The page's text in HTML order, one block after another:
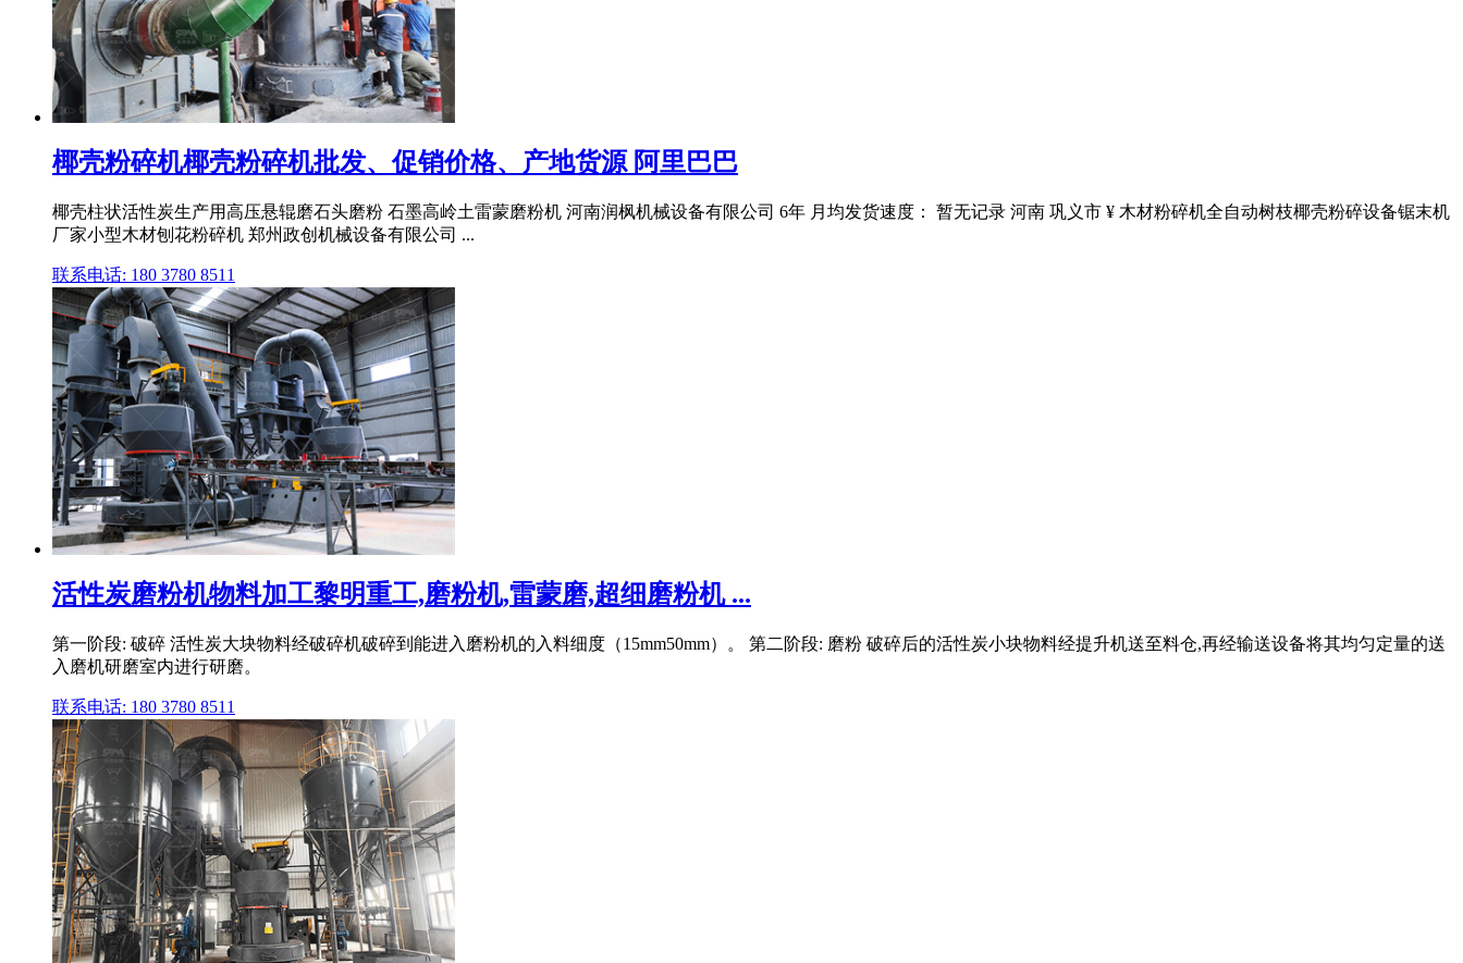
椰壳粉碎机椰壳粉碎机批发、促销价格、产地货源 阿里巴巴
椰壳柱状活性炭生产用高压悬辊磨石头磨粉 石墨高岭土雷蒙磨粉机 河南润枫机械设备有限公司 6年 月均发货速度： 暂无记录 河南 巩义市 ¥ 木材粉碎机全自动树枝椰壳粉碎设备锯末机
厂家小型木材刨花粉碎机 郑州政创机械设备有限公司 ...
联系电话: 180 3780 8511
活性炭磨粉机物料加工黎明重工,磨粉机,雷蒙磨,超细磨粉机 ...
第一阶段: 破碎 活性炭大块物料经破碎机破碎到能进入磨粉机的入料细度（15mm50mm）。 第二阶段: 磨粉 破碎后的活性炭小块物料经提升机送至料仓,再经输送设备将其均匀定量的送
入磨机研磨室内进行研磨。
联系电话: 180 3780 8511